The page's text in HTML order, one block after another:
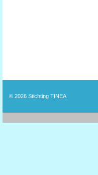
© 2026 Stichting TINEA